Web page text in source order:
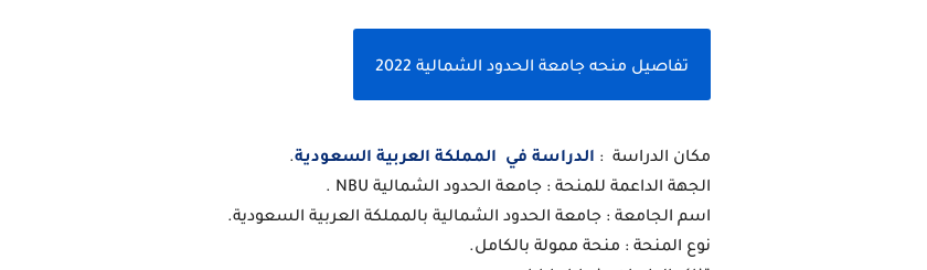
تفاصيل منحه جامعة الحدود الشمالية 2022
مكان الدراسة  : الدراسة في  المملكة العربية السعودية.
الجهة الداعمة للمنحة : جامعة الحدود الشمالية NBU .
اسم الجامعة : جامعة الحدود الشمالية بالمملكة العربية السعودية.
نوع المنحة : منحة ممولة بالكامل.